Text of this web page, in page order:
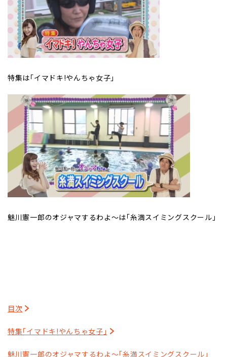
特集は｢イマドキ!やんちゃ女子｣
魅川憲一郎のオジャマするわよ～は｢糸満スイミングスクール｣
目次
特集｢イマドキ!やんちゃ女子｣
魅川憲一郎のオジャマするわよ～｢糸満スイミングスクール｣